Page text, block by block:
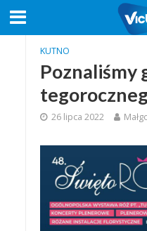
KUTNO
Poznaliśmy
26 lipca 2022